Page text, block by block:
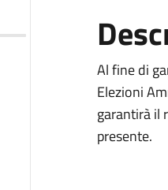
Al fine di
Elezioni
garantirà il
presente.